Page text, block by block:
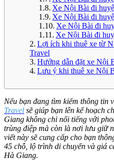
Xe Nội Bài đi
Xe Nội Bài đi
Xe Nội Bài đi
Xe Nội Bài đi
Lợi ích khi thuê xe từ
Travel
Hướng dẫn đặt xe Nội
Lưu ý khi thuê xe Nội
Nếu bạn đang tìm kiếm thông tin
Travel sẽ giúp bạn lên kế hoạch
Giang không chỉ nổi tiếng với
trùng điệp mà còn là nơi lưu giữ
viết này sẽ cung cấp cho bạn
45 chỗ, lộ trình di chuyển và giá
Hà Giang.